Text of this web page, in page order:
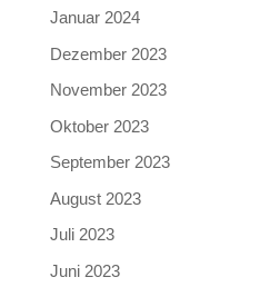
Januar 2024
Dezember 2023
November 2023
Oktober 2023
September 2023
August 2023
Juli 2023
Juni 2023